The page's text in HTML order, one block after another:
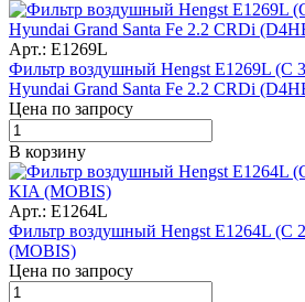
Арт.: E1269L
Фильтр воздушный Hengst E1269L (C
Hyundai Grand Santa Fe 2.2 CRDi
Цена по запросу
В корзину
Арт.: E1264L
Фильтр воздушный Hengst E1264L
(MOBIS)
Цена по запросу